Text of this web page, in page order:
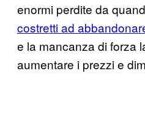
enormi perdite da
costretti ad
e la mancanza di forza
aumentare i prezzi e